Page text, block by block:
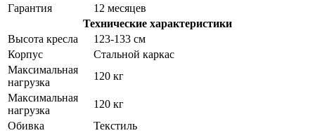
Гарантия
12 месяцев
Технические характеристики
Высота кресла
123-133 см
Корпус
Стальной каркас
Максимальная
нагрузка
120 кг
Максимальная
нагрузка
120 кг
Обивка
Текстиль